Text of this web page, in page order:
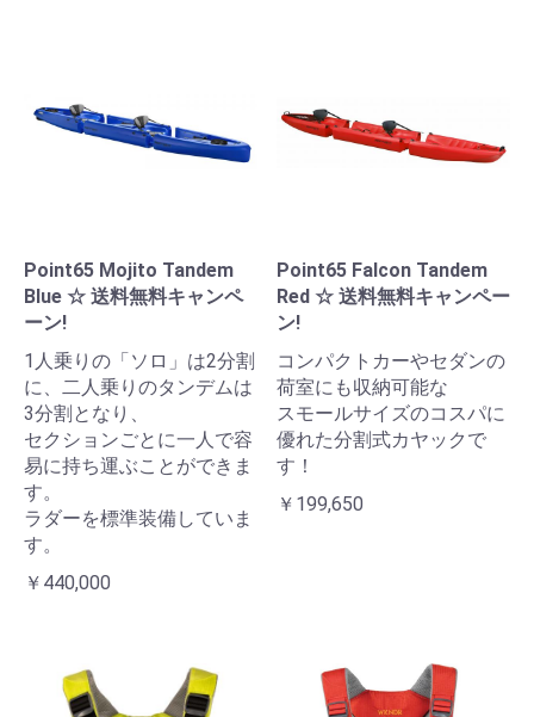
Point65 Mojito Tandem
Blue ☆ 送料無料キャンペ
ーン!
1人乗りの「ソロ」は2分割
に、二人乗りのタンデムは
3分割となり、
セクションごとに一人で容
易に持ち運ぶことができま
す。
ラダーを標準装備していま
す。
￥440,000
Point65 Falcon Tandem
Red ☆ 送料無料キャンペー
ン!
コンパクトカーやセダンの
荷室にも収納可能な
スモールサイズのコスパに
優れた分割式カヤックで
す！
￥199,650